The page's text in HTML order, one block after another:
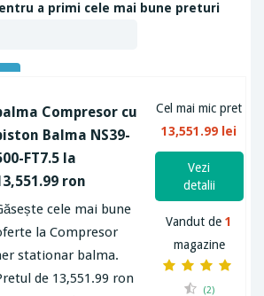
a primi cele mai bune preturi
Compresor cu
Balma NS39-
FT7.5 la
ron
cele mai bune
la Compresor
stationar balma.
de 13,551.99 ron
Cel mai mic pret
13,551.99 lei
Vezi
detalii
Vandut de1
magazine
(2)